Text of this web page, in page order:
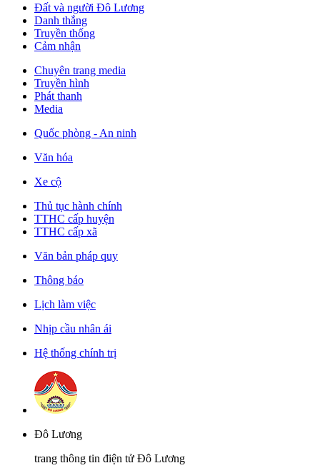
Đất và người Đô Lương
Danh thắng
Truyền thống
Cảm nhận
Chuyên trang media
Truyền hình
Phát thanh
Media
Quốc phòng - An ninh
Văn hóa
Xe cộ
Thủ tục hành chính
TTHC cấp huyện
TTHC cấp xã
Văn bản pháp quy
Thông báo
Lịch làm việc
Nhịp cầu nhân ái
Hệ thống chính trị
Đô Lương
trang thông tin điện tử Đô Lương